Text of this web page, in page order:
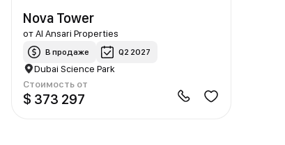
Nova Tower
отAl Ansari Properties
В продаже Q2 2027
Dubai Science Park
Стоимость от
$ 373 297